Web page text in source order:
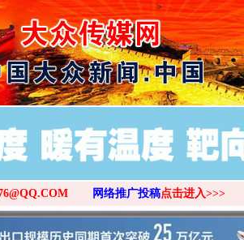
>
网络推广投稿点击进入>>>